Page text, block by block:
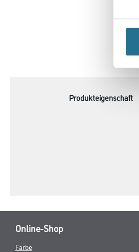
Produkteigenschaft
Online-Shop
Farbe